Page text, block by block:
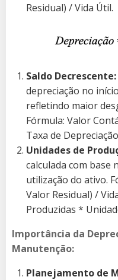
Residual) / Vida Útil.
Saldo Decrescente:
depreciação no
refletindo maior
Fórmula: Valor
Taxa de
Unidades de
calculada com base
utilização do ativo.
Valor Residual) /
Produzidas *
Importância da
Manutenção:
Planejamento de